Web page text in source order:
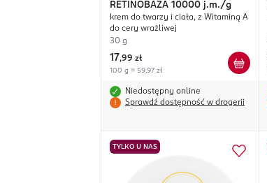
RETINOBAZA 10000 j.m./g
krem do twarzy i ciała, z Witaminą A
do cery wrażliwej
30 g
17,99 zł
100 g = 59,97 zł
Niedostępny online
Sprawdź dostępność w drogerii
TYLKO U NAS